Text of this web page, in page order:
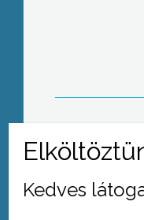
Kedves